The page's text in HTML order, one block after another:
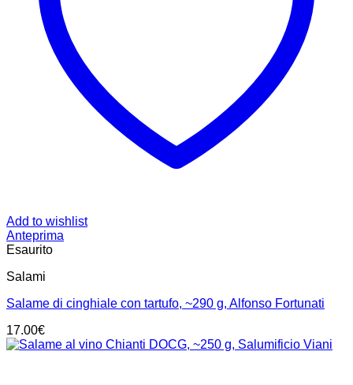
Add to wishlist
Anteprima
Esaurito
Salami
Salame di cinghiale con tartufo, ~290 g, Alfonso Fortunati
17.00€